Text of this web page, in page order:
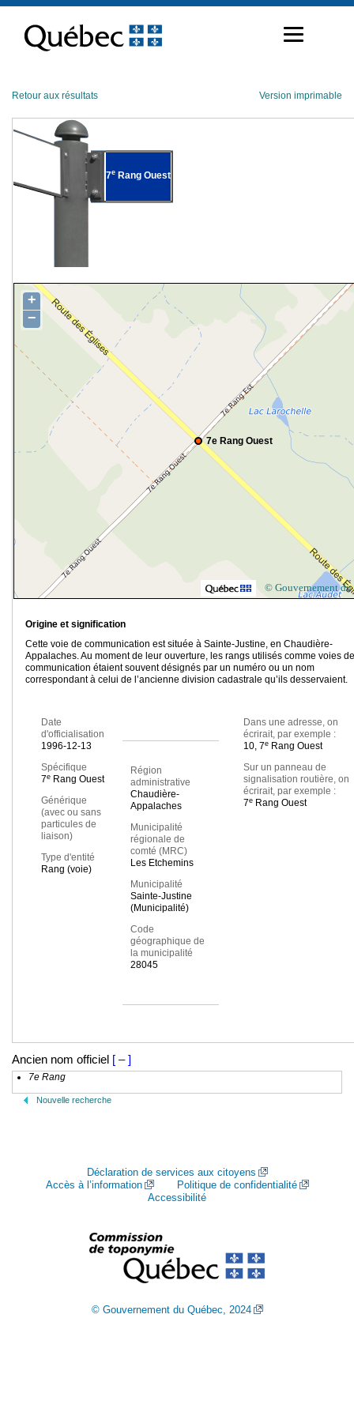
contenu
Retour aux résultats Version imprimable
7e Rang Ouest
7e Rang Ouest
+
−
© Gouvernement du
Origine et signification
Cette voie de communication est située à Sainte-Justine, en Chaudière-
Appalaches. Au moment de leur ouverture, les rangs utilisés comme voies de
communication étaient souvent désignés par un numéro ou un nom
correspondant à celui de l’ancienne division cadastrale qu’ils desservaient.
Date
d'officialisation
1996-12-13
Spécifique
7e Rang Ouest
Générique
(avec ou sans
particules de
liaison)
Type d'entité
Rang (voie)
Région
administrative
Chaudière-
Appalaches
Municipalité
régionale de
comté (MRC)
Les Etchemins
Municipalité
Sainte-Justine
(Municipalité)
Code
géographique de
la municipalité
28045
Dans une adresse, on
écrirait, par exemple :
10, 7eRang Ouest
Sur un panneau de
signalisation routière, on
écrirait, par exemple :
7eRang Ouest
Ancien nom officiel [ – ]
7e Rang
Nouvelle recherche
Déclaration de services aux citoyens
Accès à l’information
Politique de confidentialité
Accessibilité
© Gouvernement du Québec, 2024